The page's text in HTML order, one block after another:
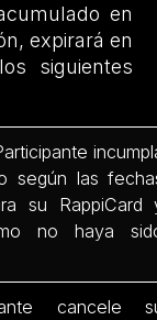
en
expirará en
siguientes
según las
su RappiCard
no haya
cancele